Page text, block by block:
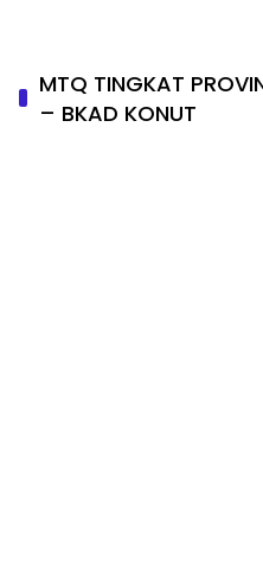
MTQ TINGKAT
– BKAD KONUT